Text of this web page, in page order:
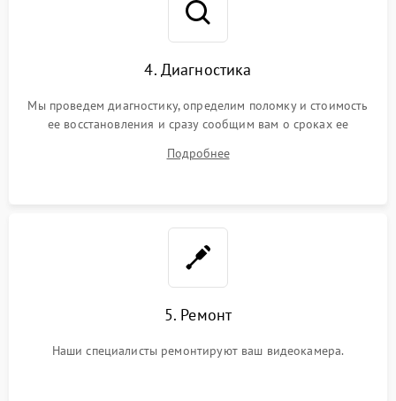
4. Диагностика
Мы проведем диагностику, определим поломку и стоимость
ее восстановления и сразу сообщим вам о сроках ее
Подробнее
5. Ремонт
Наши специалисты ремонтируют ваш видеокамера.